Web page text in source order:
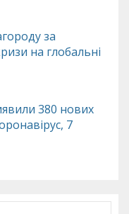
за
на глобальні
380 нових
7